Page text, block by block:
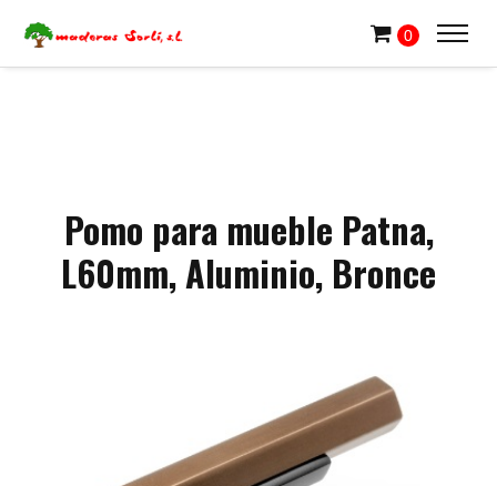
0
Pomo para mueble Patna,
L60mm, Aluminio, Bronce